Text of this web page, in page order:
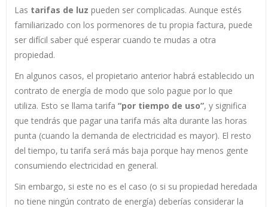
Las tarifas de luz pueden ser complicadas. Aunque estés
familiarizado con los pormenores de tu propia factura, puede
ser difícil saber qué esperar cuando te mudas a otra
propiedad.
En algunos casos, el propietario anterior habrá establecido un
contrato de energía de modo que solo pague por lo que
utiliza. Esto se llama tarifa “por tiempo de uso”, y significa
que tendrás que pagar una tarifa más alta durante las horas
punta (cuando la demanda de electricidad es mayor). El resto
del tiempo, tu tarifa será más baja porque hay menos gente
consumiendo electricidad en general.
Sin embargo, si este no es el caso (o si su propiedad heredada
no tiene ningún contrato de energía) deberías considerar la